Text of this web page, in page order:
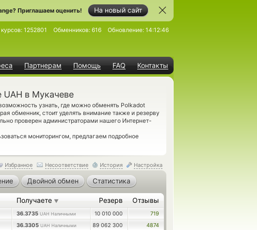
На новый сайт
Приглашаем оценить!
Партнерам Помощь FAQ Контакты
1252801 Обменников: 616 Обновление: 14:12:46
в Мукачеве
узнать, где можно обменять Polkadot
обменник, стоит уделять внимание также и резерву
проверен администраторами нашего Интернет-
мониторингом, предлагаем подробное
Избранное Несоответствие История Настройка
Двойной обмен Статистика
Получаете ▼ Резерв Отзывы
36.3735 UAH Наличными 10 010 000
719
36.3305 UAH Наличными 89 062 300
4874